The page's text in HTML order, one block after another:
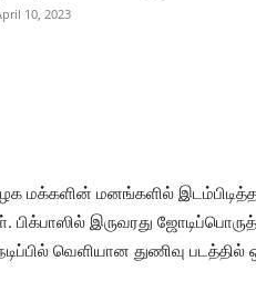
10, 2023
மக்களின் மனங்களில்
இருவரது
வெளியான துணிவு படத்தில்